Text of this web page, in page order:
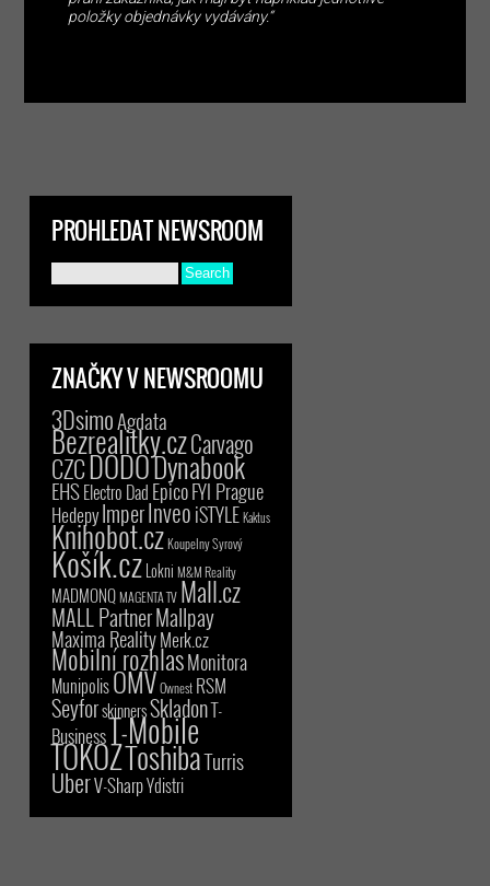
položky objednávky vydávány.“
PROHLEDAT NEWSROOM
ZNAČKY V NEWSROOMU
3DsimoAgdata
Bezrealitky.czCarvago
CZCDODODynabook
EHSElectro Dad EpicoFYI Prague
HedepyImperInveoiSTYLE Kaktus
Knihobot.czKoupelny Syrový
Košík.czLokni M&M Reality
MADMONQMAGENTA TV Mall.cz
MALL PartnerMallpay
Maxima RealityMerk.cz
Mobilní rozhlasMonitora
MunipolisOMVOwnest RSM
SeyforskinnersSkladonT-
BusinessT-Mobile
TOKOZToshibaTurris
UberV-SharpYdistri